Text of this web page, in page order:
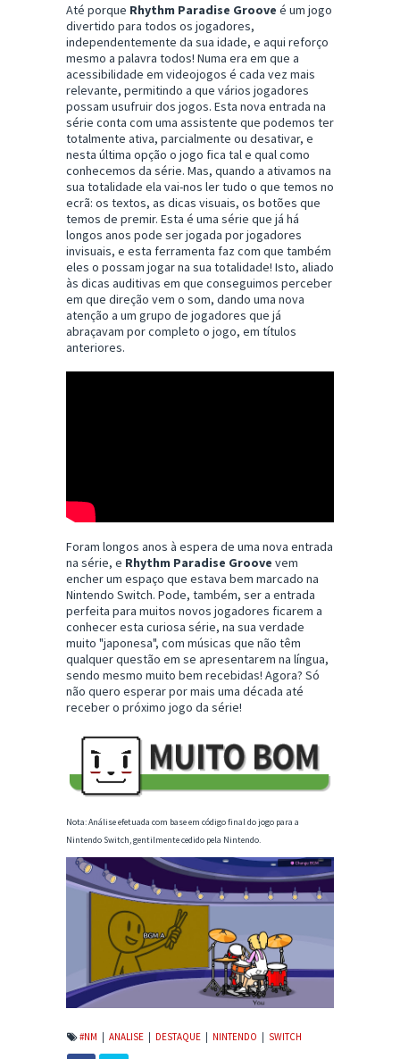
Até porque Rhythm Paradise Groove é um jogo
divertido para todos os jogadores,
independentemente da sua idade, e aqui reforço
mesmo a palavra todos! Numa era em que a
acessibilidade em videojogos é cada vez mais
relevante, permitindo a que vários jogadores
possam usufruir dos jogos. Esta nova entrada na
série conta com uma assistente que podemos ter
totalmente ativa, parcialmente ou desativar, e
nesta última opção o jogo fica tal e qual como
conhecemos da série. Mas, quando a ativamos na
sua totalidade ela vai-nos ler tudo o que temos no
ecrã: os textos, as dicas visuais, os botões que
temos de premir. Esta é uma série que já há
longos anos pode ser jogada por jogadores
invisuais, e esta ferramenta faz com que também
eles o possam jogar na sua totalidade! Isto, aliado
às dicas auditivas em que conseguimos perceber
em que direção vem o som, dando uma nova
atenção a um grupo de jogadores que já
abraçavam por completo o jogo, em títulos
anteriores.
Foram longos anos à espera de uma nova entrada
na série, e Rhythm Paradise Groove vem
encher um espaço que estava bem marcado na
Nintendo Switch. Pode, também, ser a entrada
perfeita para muitos novos jogadores ficarem a
conhecer esta curiosa série, na sua verdade
muito "japonesa", com músicas que não têm
qualquer questão em se apresentarem na língua,
sendo mesmo muito bem recebidas! Agora? Só
não quero esperar por mais uma década até
receber o próximo jogo da série!
Nota: Análise efetuada com base em código final do jogo para a
Nintendo Switch, gentilmente cedido pela Nintendo.
#NM | ANALISE | DESTAQUE | NINTENDO | SWITCH